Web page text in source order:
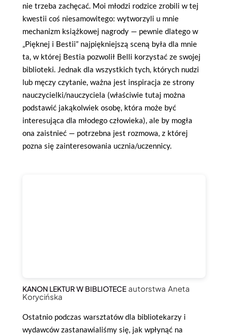
nie trzeba zachęcać. Moi młodzi rodzice zrobili w tej
kwestii coś niesamowitego: wytworzyli u mnie
mechanizm książkowej nagrody — pewnie dlatego w
„Pięknej i Bestii” najpiękniejszą sceną była dla mnie
ta, w której Bestia pozwolił Belli korzystać ze swojej
biblioteki. Jednak dla wszystkich tych, których nudzi
lub męczy czytanie, ważna jest inspiracja ze strony
nauczycielki/nauczyciela (właściwie tutaj można
podstawić jakąkolwiek osobę, która może być
interesująca dla młodego człowieka), ale by mogła
ona zaistnieć — potrzebna jest rozmowa, z której
pozna się zainteresowania ucznia/uczennicy.
KANON LEKTUR W BIBLIOTECEautorstwa Aneta
Korycińska
Ostatnio podczas warsztatów dla bibliotekarzy i
wydawców zastanawialiśmy się, jak wpłynąć na